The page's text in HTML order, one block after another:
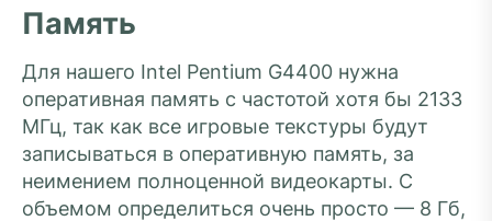
Память
Для нашего Intel Pentium G4400 нужна
оперативная память с частотой хотя бы 2133
МГц, так как все игровые текстуры будут
записываться в оперативную память, за
неимением полноценной видеокарты. С
объемом определиться очень просто — 8 Гб,